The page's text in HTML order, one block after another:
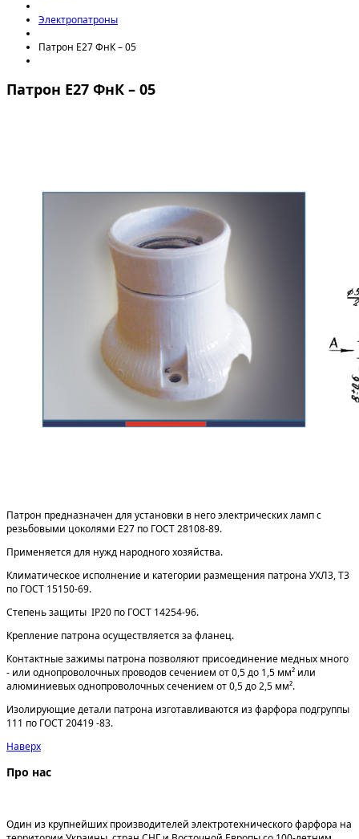
Электропатроны
Патрон Е27 ФнК – 05
Патрон Е27 ФнК – 05
Патрон предназначен для установки в него электрических ламп с
резьбовыми цоколями Е27 по ГОСТ 28108-89.
Применяется для нужд народного хозяйства.
Климатическое исполнение и категории размещения патрона УХЛ3, Т3
по ГОСТ 15150-69.
Степень защиты IР20 по ГОСТ 14254-96.
Крепление патрона осуществляется за фланец.
Контактные зажимы патрона позволяют присоединение медных много
- или однопроволочных проводов сечением от 0,5 до 1,5 мм² или
алюминиевых однопроволочных сечением от 0,5 до 2,5 мм².
Изолирующие детали патрона изготавливаются из фарфора подгруппы
111 по ГОСТ 20419 -83.
Наверх
Про нас
Один из крупнейших производителей электротехнического фарфора на